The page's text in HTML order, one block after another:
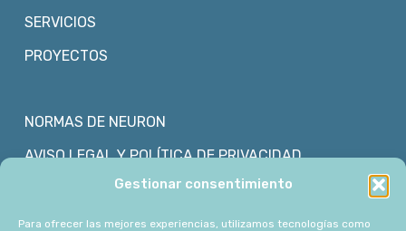
Gestionar consentimiento
Para ofrecer las mejores experiencias, utilizamos tecnologías como
SERVICIOS
PROYECTOS
NORMAS DE NEURON
AVISO LEGAL Y POLÍTICA DE PRIVACIDAD
POLÍTICA DE COOKIES